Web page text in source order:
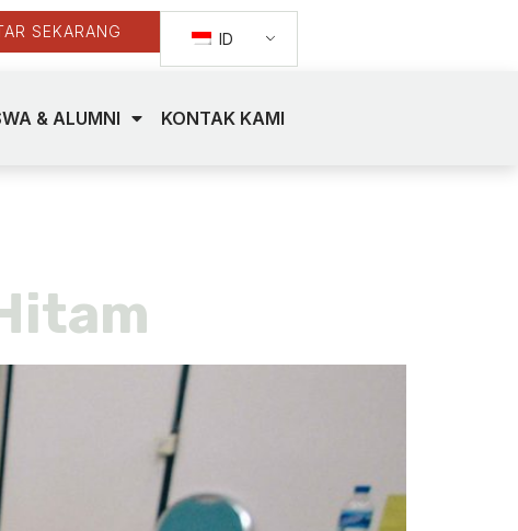
SEKARANG ID
& ALUMNI KONTAK KAMI